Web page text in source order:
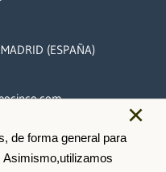
×
de forma general para
(ESPAÑA)